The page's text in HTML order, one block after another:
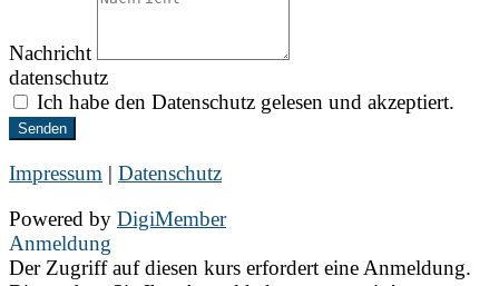
Nachricht
datenschutz
Ich habe den Datenschutz gelesen und akzeptiert.
Senden
Impressum | Datenschutz
Powered by DigiMember
Anmeldung
Der Zugriff auf diesen kurs erfordert eine Anmeldung.